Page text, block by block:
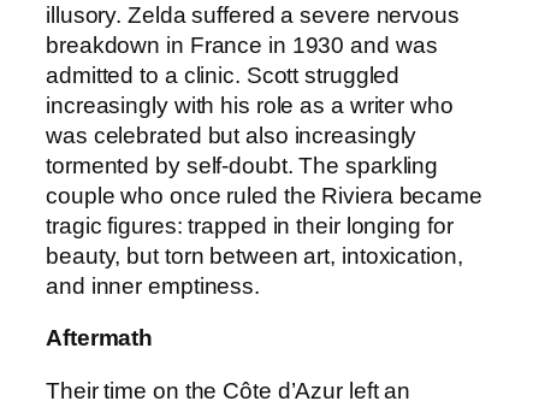
illusory. Zelda suffered a severe nervous
breakdown in France in 1930 and was
admitted to a clinic. Scott struggled
increasingly with his role as a writer who
was celebrated but also increasingly
tormented by self-doubt. The sparkling
couple who once ruled the Riviera became
tragic figures: trapped in their longing for
beauty, but torn between art, intoxication,
and inner emptiness.
Aftermath
Their time on the Côte d’Azur left an